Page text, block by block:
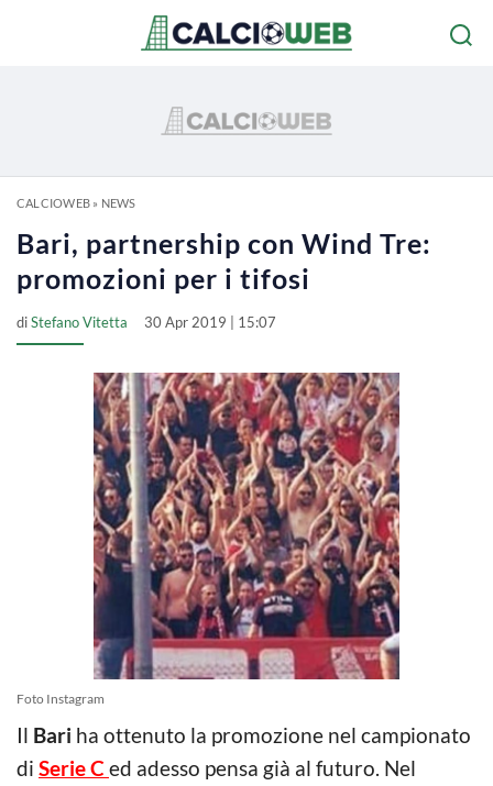
CALCIOWEB» NEWS
Bari, partnership con Wind Tre:
promozioni per i tifosi
diStefano Vitetta 30 Apr 2019 | 15:07
Foto Instagram
Il Bari ha ottenuto la promozione nel campionato
di Serie C ed adesso pensa già al futuro. Nel